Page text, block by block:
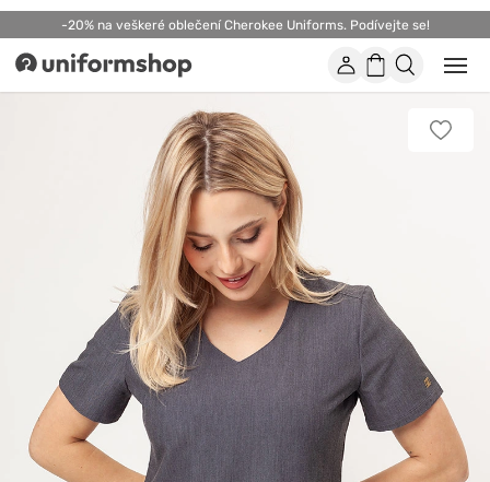
-20% na veškeré oblečení Cherokee Uniforms. Podívejte se!
Uniformshop ÚčetNákupní
košík
nebo
Přidat